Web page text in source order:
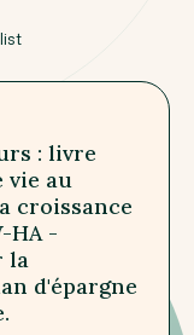
: livre
vie au
croissance
HA -
la
d'épargne